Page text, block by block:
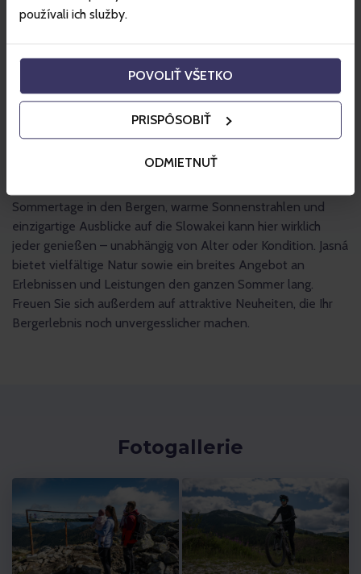
používali ich služby.
POVOLIŤ VŠETKO
PRISPÔSOBIŤ
ODMIETNUŤ
Sommertage in den Bergen, warme Sonnenstrahlen und
einzigartige Ausblicke auf die Slowakei kann hier wirklich
jeder genießen – unabhängig von Alter oder Kondition. Jasná
bietet vielfältige Natur sowie ein breites Angebot an
Erlebnissen und Leistungen den ganzen Sommer lang.
Freuen Sie sich außerdem auf attraktive Neuheiten, die Ihr
Bergerlebnis noch unvergesslicher machen.
Fotogallerie